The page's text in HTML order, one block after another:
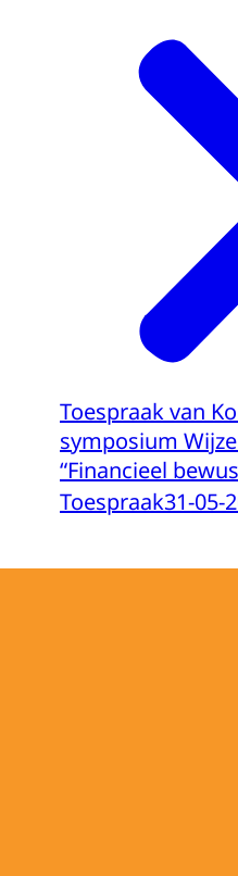
Toespraak van
symposium
“Financieel
Toespraak31-05-